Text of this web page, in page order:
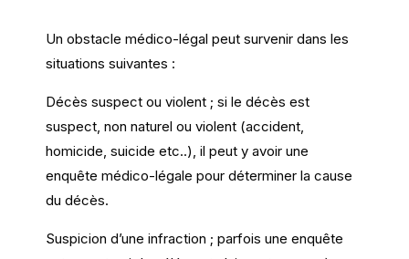
Un obstacle médico-légal peut survenir dans les
situations suivantes :
Décès suspect ou violent ; si le décès est
suspect, non naturel ou violent (accident,
homicide, suicide etc..), il peut y avoir une
enquête médico-légale pour déterminer la cause
du décès.
Suspicion d’une infraction ; parfois une enquête